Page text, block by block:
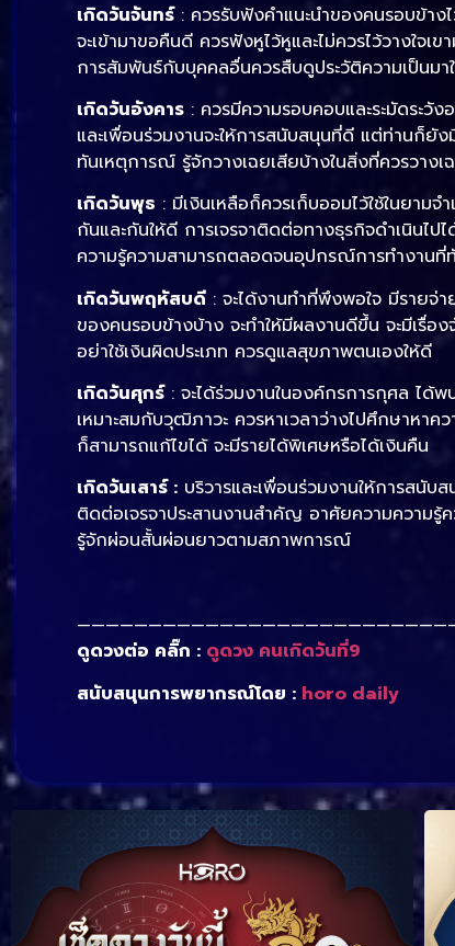
เกิดวันจันทร์: ควรรับฟังคำแนะนำของคนรอบข้าง
จะเข้ามาขอคืนดี ควรฟังหูไว้หูและไม่ควรไว้วางใจ
การสัมพันธ์กับบุคคลอื่นควรสืบดูประวัติความเป็นมา
เกิดวันอังคาร : ควรมีความรอบคอบและระมัดระวั
และเพื่อนร่วมงานจะให้การสนับสนุนที่ดี แต่ท่านก็ยั
ทันเหตุการณ์ รู้จักวางเฉยเสียบ้างในสิ่งที่ควรวางเ
เกิดวันพุธ : มีเงินเหลือก็ควรเก็บออมไว้ใช้ในยาม
กันและกันให้ดี การเจรจาติดต่อทางธุรกิจดำเนินไ
ความรู้ความสามารถตลอดจนอุปกรณ์การทำงานที่
เกิดวันพฤหัสบดี : จะได้งานทำที่พึงพอใจ มีรายจ่า
ของคนรอบข้างบ้าง จะทำให้มีผลงานดีขึ้น จะมีเรื่อ
อย่าใช้เงินผิดประเภท ควรดูแลสุขภาพตนเองให้ดี
เกิดวันศุกร์: จะได้ร่วมงานในองค์กรการกุศล ได้พ
เหมาะสมกับวุฒิภาวะ ควรหาเวลาว่างไปศึกษาหา
ก็สามารถแก้ไขได้ จะมีรายได้พิเศษหรือได้เงินคืน
เกิดวันเสาร์ : บริวารและเพื่อนร่วมงานให้การสนั
ติดต่อเจรจาประสานงานสำคัญ อาศัยความความรู้
รู้จักผ่อนสั้นผ่อนยาวตามสภาพการณ์
ดูดวงต่อ คลิ๊ก : ดูดวง คนเกิดวันที่9
สนับสนุนการพยากรณ์โดย : horo daily